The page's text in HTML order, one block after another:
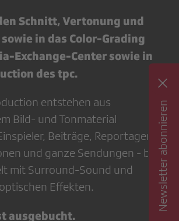
Schnitt, Vertonung und
in das Color-Grading
Exchange-Center sowie in
des tpc.
entstehen aus
Bild- und Tonmaterial
Beiträge, Reportagen,
und ganze Sendungen - bei
mit Surround-Sound und
Effekten.
ausgebucht.
Newsletter abonnieren